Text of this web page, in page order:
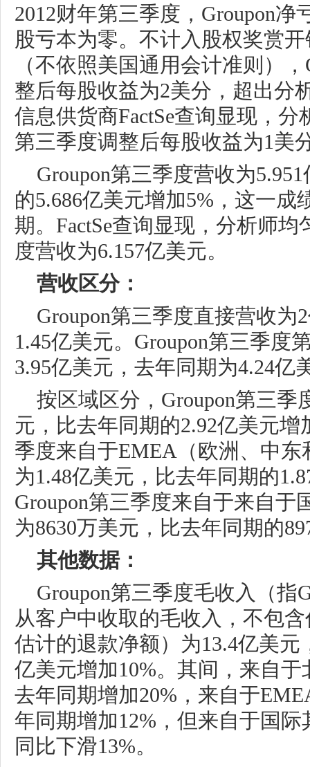
2012财年第三季度，Groupon净
股亏本为零。不计入股权奖赏
（不依照美国通用会计准则）
整后每股收益为2美分，超出分
信息供货商FactSe查询显现，分
第三季度调整后每股收益为1美
Groupon第三季度营收为
的5.686亿美元增加5%，这一成
期。FactSe查询显现，分析师均
度营收为6.157亿美元。
营收区分：
Groupon第三季度直接营收为
1.45亿美元。Groupon第三季度
3.95亿美元，去年同期为4.24亿
按区域区分，Groupon第三季
元，比去年同期的2.92亿美元增
季度来自于EMEA（欧洲、中
为1.48亿美元，比去年同期的
Groupon第三季度来自于来自于
为8630万美元，比去年同期的
其他数据：
Groupon第三季度毛收入（指
从客户中收取的毛收入，不包
估计的退款净额）为13.4亿美元
亿美元增加10%。其间，来自
去年同期增加20%，来自于
年同期增加12%，但来自于国
同比下滑13%。